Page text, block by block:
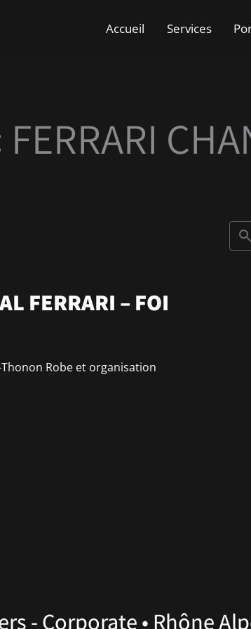
Accueil Services
FERRARI
FERRARI – FOI
Robe et organisation
- Corporate • Rhône